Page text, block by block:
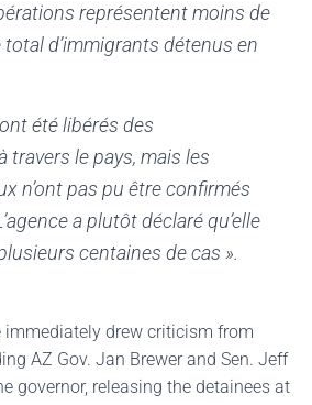
représentent moins de
total d’immigrants détenus en
été libérés des
travers le pays, mais les
n’ont pas pu être confirmés
a plutôt déclaré qu’elle
centaines de cas ».
immediately drew criticism from
AZ Gov. Jan Brewer and Sen. Jeff
governor, releasing the detainees at